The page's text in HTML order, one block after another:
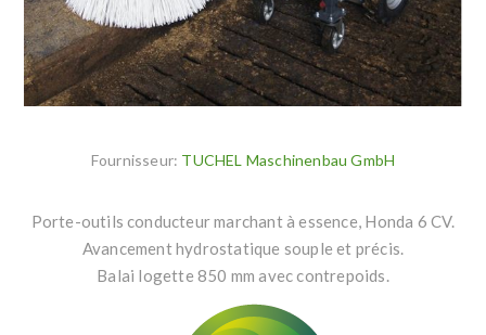
Fournisseur: TUCHEL Maschinenbau GmbH
Porte-outils conducteur marchant à essence, Honda 6 CV.
Avancement hydrostatique souple et précis.
Balai logette 850 mm avec contrepoids.